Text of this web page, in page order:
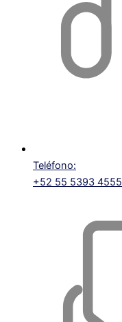
Teléfono:
+52 55 5393 4555